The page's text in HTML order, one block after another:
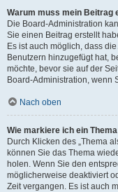
Warum muss mein Beitrag
Die Board-Administration
Sie einen Beitrag erstellt
Es ist auch möglich, dass
Benutzern hinzugefügt hat,
möchte, bevor sie auf der
Board-Administration, wenn
Nach oben
Wie markiere ich ein
Durch Klicken des „Thema
können Sie das Thema
holen. Wenn Sie den
möglicherweise deaktiviert
Zeit vergangen. Es ist auch